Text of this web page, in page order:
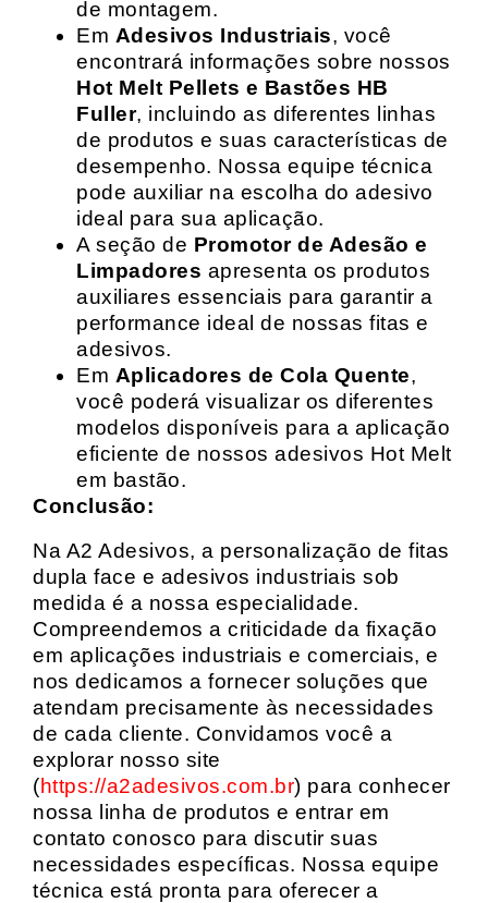
de montagem.
Em Adesivos Industriais, você
encontrará informações sobre nossos
Hot Melt Pellets e Bastões HB
Fuller, incluindo as diferentes linhas
de produtos e suas características de
desempenho. Nossa equipe técnica
pode auxiliar na escolha do adesivo
ideal para sua aplicação.
A seção de Promotor de Adesão e
Limpadores apresenta os produtos
auxiliares essenciais para garantir a
performance ideal de nossas fitas e
adesivos.
Em Aplicadores de Cola Quente,
você poderá visualizar os diferentes
modelos disponíveis para a aplicação
eficiente de nossos adesivos Hot Melt
em bastão.
Conclusão:
Na A2 Adesivos, a personalização de fitas
dupla face e adesivos industriais sob
medida é a nossa especialidade.
Compreendemos a criticidade da fixação
em aplicações industriais e comerciais, e
nos dedicamos a fornecer soluções que
atendam precisamente às necessidades
de cada cliente. Convidamos você a
explorar nosso site
(https://a2adesivos.com.br) para conhecer
nossa linha de produtos e entrar em
contato conosco para discutir suas
necessidades específicas. Nossa equipe
técnica está pronta para oferecer a